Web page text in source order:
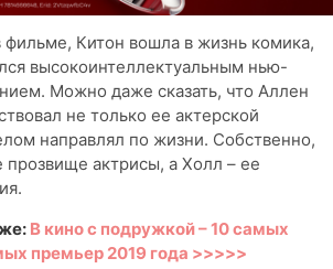
фильме, Китон вошла в жизнь комика,
высокоинтеллектуальным нью-
Можно даже сказать, что Аллен
не только ее актерской
направлял по жизни. Собственно,
прозвище актрисы, а Холл – ее
В кино с подружкой – 10 самых
премьер 2019 года >>>>>